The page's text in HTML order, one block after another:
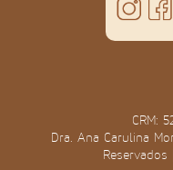
CRM:
Dra. Ana Carulina
Reservados |